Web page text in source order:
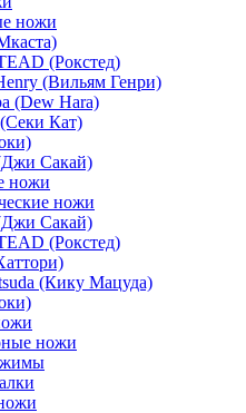
ножи
(Рокстед)
(Вильям Генри)
(Dew Hara)
Кат)
Сакай)
ножи
ножи
Сакай)
(Рокстед)
(Кику Мацуда)
ножи